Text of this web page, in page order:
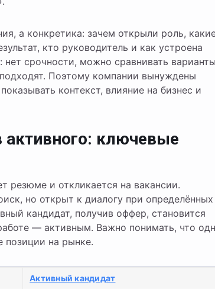
а конкретика: зачем открыли роль,
кто руководитель и как устроена
нет срочности, можно сравнивать
Поэтому компании вынуждены
контекст, влияние на бизнес и
ключевые
резюме и откликается на вакансии.
но открыт к диалогу при определённых
кандидат, получив оффер, становится
— активным. Важно понимать, что
позиции на рынке.
Активный кандидат